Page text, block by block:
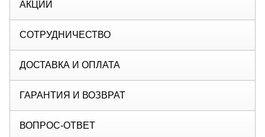
АКЦИИ
СОТРУДНИЧЕСТВО
ДОСТАВКА И ОПЛАТА
ГАРАНТИЯ И ВОЗВРАТ
ВОПРОС-ОТВЕТ